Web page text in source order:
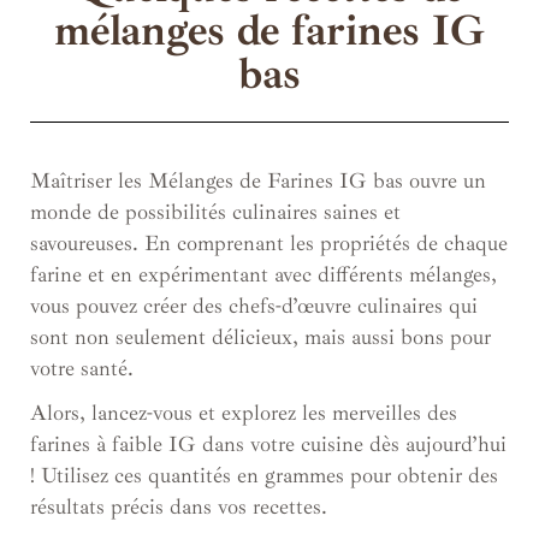
mélanges de farines IG
bas
Maîtriser les Mélanges de Farines IG bas ouvre un
monde de possibilités culinaires saines et
savoureuses. En comprenant les propriétés de chaque
farine et en expérimentant avec différents mélanges,
vous pouvez créer des chefs-d’œuvre culinaires qui
sont non seulement délicieux, mais aussi bons pour
votre santé.
Alors, lancez-vous et explorez les merveilles des
farines à faible IG dans votre cuisine dès aujourd’hui
! Utilisez ces quantités en grammes pour obtenir des
résultats précis dans vos recettes.